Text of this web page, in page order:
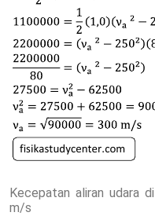
Kecepatan aliran udara
m/s